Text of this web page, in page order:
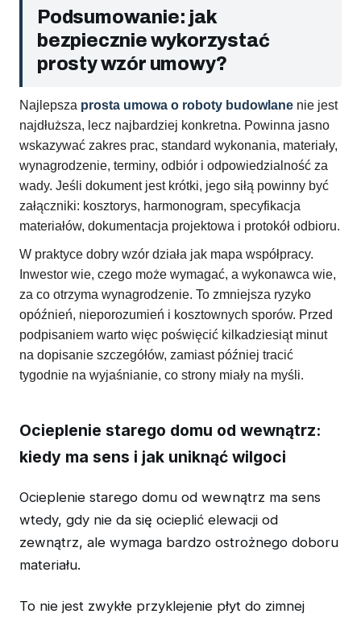
Podsumowanie: jak
bezpiecznie wykorzystać
prosty wzór umowy?
Najlepsza prosta umowa o roboty budowlane nie jest
najdłuższa, lecz najbardziej konkretna. Powinna jasno
wskazywać zakres prac, standard wykonania, materiały,
wynagrodzenie, terminy, odbiór i odpowiedzialność za
wady. Jeśli dokument jest krótki, jego siłą powinny być
załączniki: kosztorys, harmonogram, specyfikacja
materiałów, dokumentacja projektowa i protokół odbioru.
W praktyce dobry wzór działa jak mapa współpracy.
Inwestor wie, czego może wymagać, a wykonawca wie,
za co otrzyma wynagrodzenie. To zmniejsza ryzyko
opóźnień, nieporozumień i kosztownych sporów. Przed
podpisaniem warto więc poświęcić kilkadziesiąt minut
na dopisanie szczegółów, zamiast później tracić
tygodnie na wyjaśnianie, co strony miały na myśli.
Ocieplenie starego domu od wewnątrz:
kiedy ma sens i jak uniknąć wilgoci
Ocieplenie starego domu od wewnątrz ma sens
wtedy, gdy nie da się ocieplić elewacji od
zewnątrz, ale wymaga bardzo ostrożnego doboru
materiału.
To nie jest zwykłe przyklejenie płyt do zimnej